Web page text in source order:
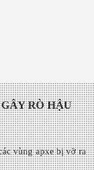
RÒ HẬU
vùng apxe bị vỡ ra